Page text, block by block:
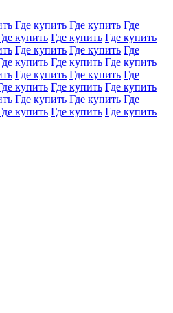
Где купить Где купить Где
купить Где купить Где купить
Где купить Где купить Где
купить Где купить Где купить
Где купить Где купить Где
купить Где купить Где купить
Где купить Где купить Где
купить Где купить Где купить